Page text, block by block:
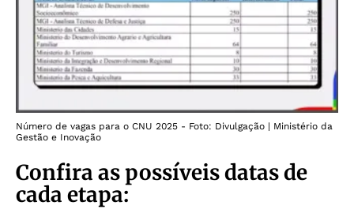
Número de vagas para o CNU 2025 - Foto: Divulgação | Ministério da
Gestão e Inovação
Confira as possíveis datas de
cada etapa: